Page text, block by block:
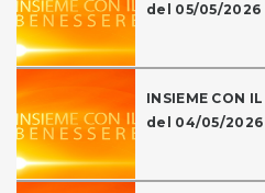
del 05/05/2026
INSIEME CON
del 04/05/2026